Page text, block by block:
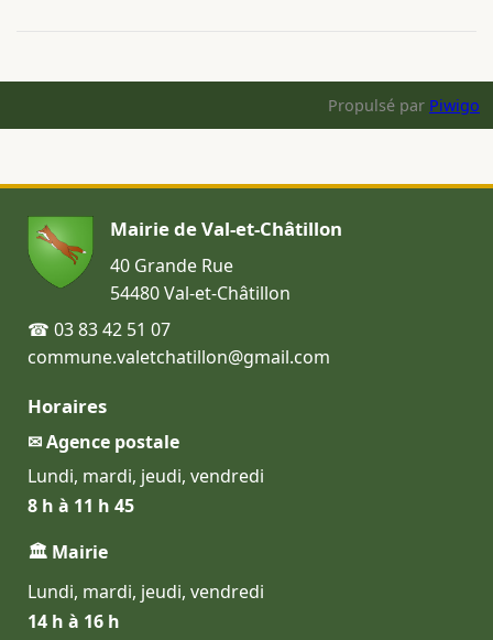
Propulsé par Piwigo
Mairie de Val-et-Châtillon
40 Grande Rue
54480 Val-et-Châtillon
☎ 03 83 42 51 07
commune.valetchatillon@gmail.com
Horaires
✉ Agence postale
Lundi, mardi, jeudi, vendredi
8 h à 11 h 45
🏛 Mairie
Lundi, mardi, jeudi, vendredi
14 h à 16 h